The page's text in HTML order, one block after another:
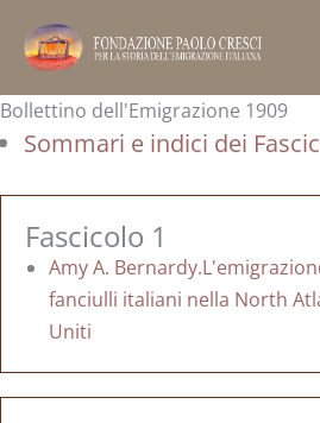
contenuto
Bollettino dell'Emigrazione 1909
Sommari e indici dei
Fascicolo 1
Amy A.
fanciulli italiani nella North
Uniti